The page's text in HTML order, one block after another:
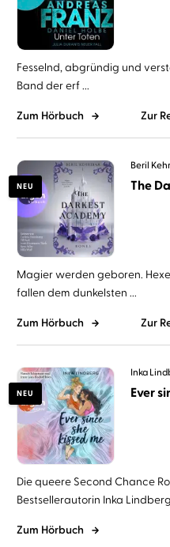
Fesselnd, abgründig und
Band der erf ...
Zum Hörbuch Zur
NEU
Beril
The
Magier werden geboren.
fallen dem dunkelsten ...
Zum Hörbuch Zur
NEU
Inka
Ever
Die queere Second Chance
Bestsellerautorin Inka
Zum Hörbuch